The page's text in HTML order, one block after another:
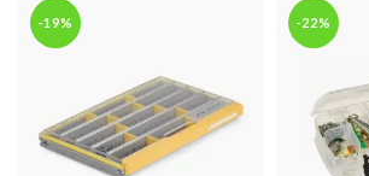
-19% -22%